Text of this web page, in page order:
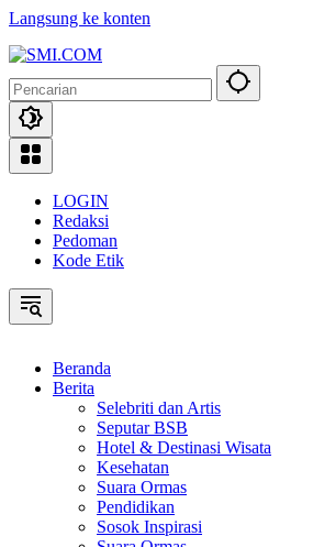
Langsung ke konten
LOGIN
Redaksi
Pedoman
Kode Etik
Beranda
Berita
Selebriti dan Artis
Seputar BSB
Hotel & Destinasi Wisata
Kesehatan
Suara Ormas
Pendidikan
Sosok Inspirasi